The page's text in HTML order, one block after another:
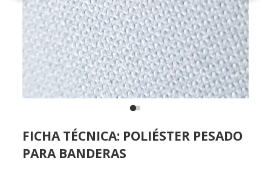
FICHA TÉCNICA: POLIÉSTER PESADO
PARA BANDERAS